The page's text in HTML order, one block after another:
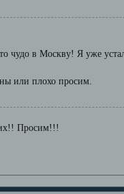
чудо в Москву! Я уже
или плохо просим.
Просим!!!